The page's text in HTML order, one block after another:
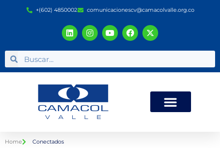
+(602) 4850002 comunicacionescv@camacolvalle.org.co
Home
Conectados